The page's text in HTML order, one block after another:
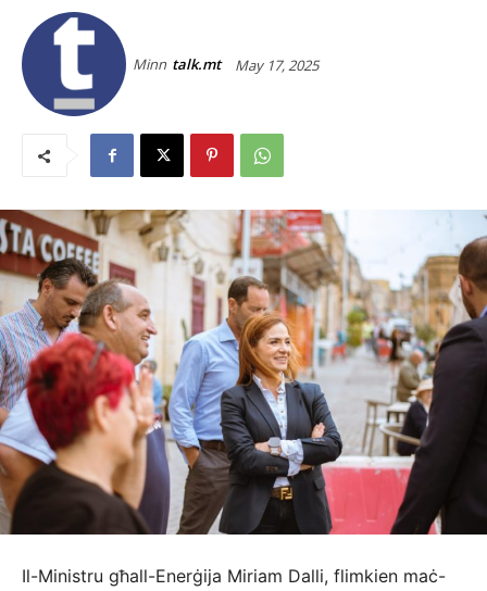
Minn talk.mt May 17, 2025
Il-Ministru għall-Enerġija Miriam Dalli, flimkien maċ-